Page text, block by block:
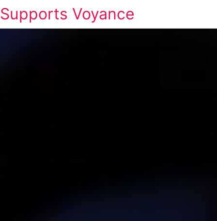
Supports Voyance